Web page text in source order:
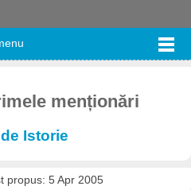
menționări
Istorie
propus: 5 Apr 2005